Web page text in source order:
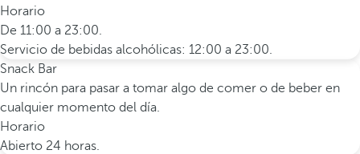
Horario
De 11:00 a 23:00.
Servicio de bebidas alcohólicas: 12:00 a 23:00.
Snack Bar
Un rincón para pasar a tomar algo de comer o de beber en
cualquier momento del día.
Horario
Abierto 24 horas.